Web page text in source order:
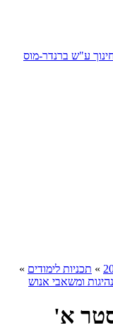
ע"ש ברנדר-מוס
» תכניות לימודים »
ומשאבי אנוש
א'